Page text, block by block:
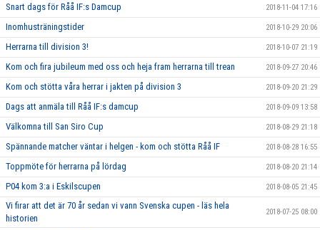
Snart dags för Råå IF:s Damcup 2018-11-04 17:16
Inomhusträningstider 2018-10-29 20:06
Herrarna till division 3! 2018-10-07 21:19
Kom och fira jubileum med oss och heja fram herrarna till trean 2018-09-27 20:46
Kom och stötta våra herrar i jakten på division 3 2018-09-20 21:29
Dags att anmäla till Råå IF:s damcup 2018-09-09 13:58
Välkomna till San Siro Cup 2018-08-29 21:18
Spännande matcher väntar i helgen - kom och stötta Råå IF 2018-08-28 16:55
Toppmöte för herrarna på lördag 2018-08-20 21:14
P04 kom 3:a i Eskilscupen 2018-08-05 21:45
Vi firar att det är 70 år sedan vi vann Svenska cupen - läs hela
historien
2018-07-25 08:00